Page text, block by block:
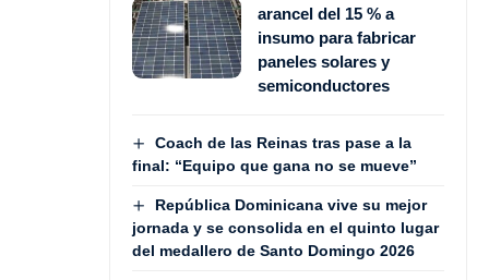
arancel del 15 % a
insumo para fabricar
paneles solares y
semiconductores
Coach de las Reinas tras pase a la
final: “Equipo que gana no se mueve”
República Dominicana vive su mejor
jornada y se consolida en el quinto lugar
del medallero de Santo Domingo 2026